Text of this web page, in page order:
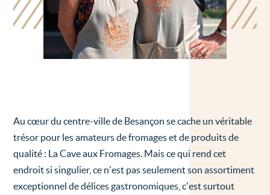
Au cœur du centre-ville de Besançon se cache un véritable
trésor pour les amateurs de fromages et de produits de
qualité : La Cave aux Fromages. Mais ce qui rend cet
endroit si singulier, ce n’est pas seulement son assortiment
exceptionnel de délices gastronomiques, c’est surtout